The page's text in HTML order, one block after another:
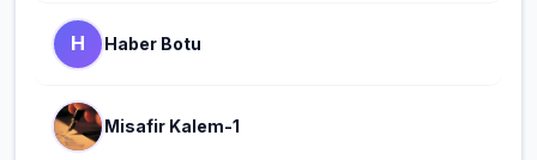
H Haber Botu
Misafir Kalem-1